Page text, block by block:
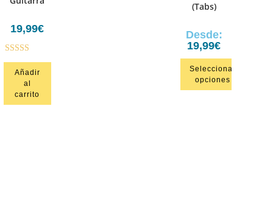
19,99€
Valorado
en4.33de
5
Añadir
al
carrito
(Tabs)
Desde:
19,99€
Seleccionar
opciones